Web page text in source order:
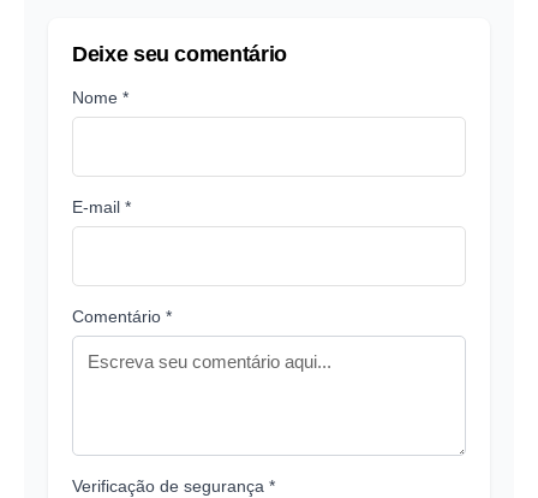
Deixe seu comentário
Nome *
E-mail *
Comentário *
Verificação de segurança *